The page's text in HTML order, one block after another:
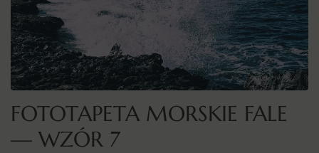
FOTOTAPETA MORSKIE FALE
— WZÓR 7